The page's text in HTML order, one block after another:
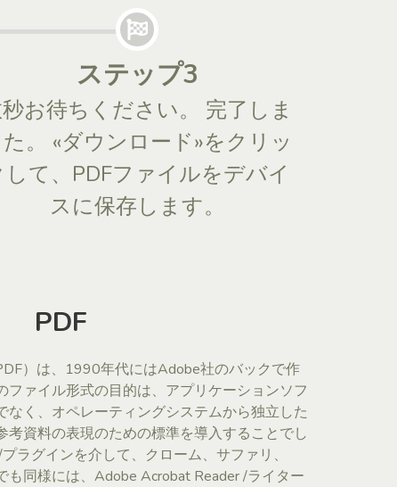
ステップ3
お待ちください。 完了しま
た。 «ダウンロード»をクリッ
して、PDFファイルをデバイ
スに保存します。
PDF
）は、1990年代にはAdobe社のバックで作
ファイル形式の目的は、アプリケーションソフ
なく、オペレーティングシステムから独立した
考資料の表現のための標準を導入することでし
ラグインを介して、クローム、サファリ、
も同様には、Adobe Acrobat Reader /ライター